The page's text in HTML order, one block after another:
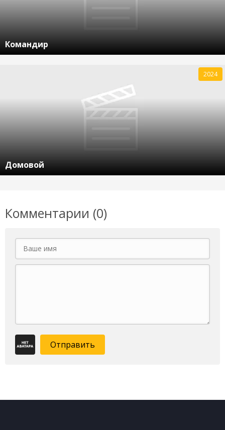
Командир
Домовой
2024
Комментарии (0)
Отправить